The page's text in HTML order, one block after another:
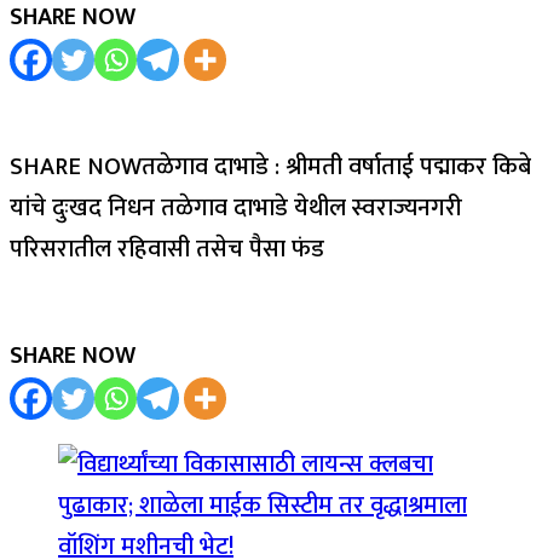
SHARE NOW
SHARE NOWतळेगाव दाभाडे : श्रीमती वर्षाताई पद्माकर किबे
यांचे दुःखद निधन तळेगाव दाभाडे येथील स्वराज्यनगरी
परिसरातील रहिवासी तसेच पैसा फंड
SHARE NOW